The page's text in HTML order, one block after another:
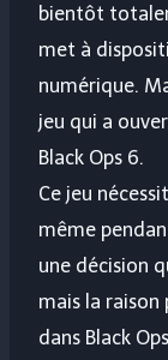
bientôt
met à
numérique.
jeu qui a
Black Ops 6.
Ce jeu
même
une décision
mais la raison
dans Black